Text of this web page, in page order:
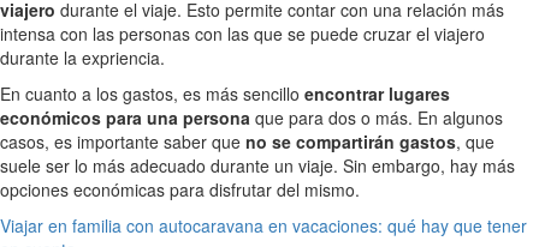
viajero durante el viaje. Esto permite contar con una relación más
intensa con las personas con las que se puede cruzar el viajero
durante la expriencia.
En cuanto a los gastos, es más sencillo encontrar lugares
económicos para una persona que para dos o más. En algunos
casos, es importante saber que no se compartirán gastos, que
suele ser lo más adecuado durante un viaje. Sin embargo, hay más
opciones económicas para disfrutar del mismo.
Viajar en familia con autocaravana en vacaciones: qué hay que tener